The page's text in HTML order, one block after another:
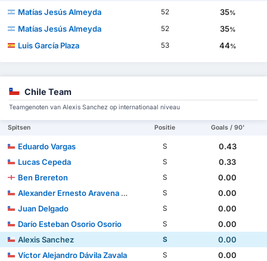
Matías Jesús Almeyda 52 35%
Matías Jesús Almeyda 52 35%
Luis García Plaza 53 44%
Chile Team
Teamgenoten van Alexis Sanchez op internationaal niveau
Spitsen Positie Goals / 90'
Eduardo Vargas S
0.43
Lucas Cepeda
S
0.33
Ben Brereton
S
0.00
Alexander Ernesto Aravena Guzmán
S
0.00
Juan Delgado
S
0.00
Darío Esteban Osorio Osorio
S
0.00
Alexis Sanchez
S
0.00
Víctor Alejandro Dávila Zavala
S
0.00